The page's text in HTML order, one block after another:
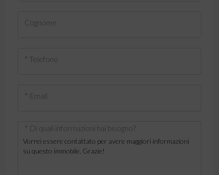
Cognome
* Telefono
* Email
* Di quali informazioni hai bisogno?